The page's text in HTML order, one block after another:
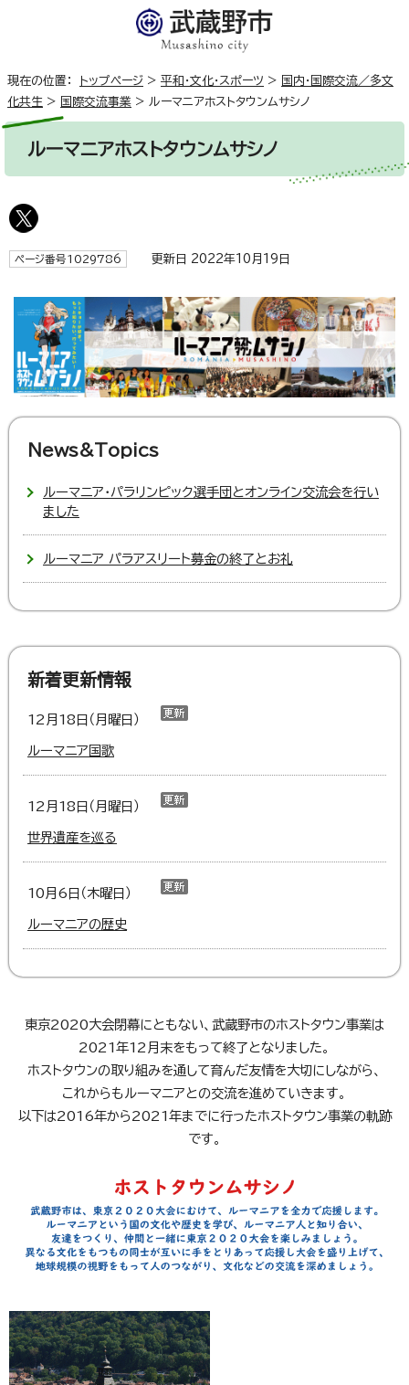
現在の位置： トップページ > 平和・文化・スポーツ > 国内・国際交流／多文
化共生 > 国際交流事業 > ルーマニアホストタウンムサシノ
ルーマニアホストタウンムサシノ
ページ番号1029786 更新日 2022年10月19日
News&Topics
ルーマニア・パラリンピック選手団とオンライン交流会を行い
ました
ルーマニア パラアスリート募金の終了とお礼
新着更新情報
12月18日（月曜日）
ルーマニア国歌
12月18日（月曜日）
世界遺産を巡る
10月6日（木曜日）
ルーマニアの歴史
東京2020大会閉幕にともない、武蔵野市のホストタウン事業は
2021年12月末をもって終了となりました。
ホストタウンの取り組みを通して育んだ友情を大切にしながら、
これからもルーマニアとの交流を進めていきます。
以下は2016年から2021年までに行ったホストタウン事業の軌跡
です。